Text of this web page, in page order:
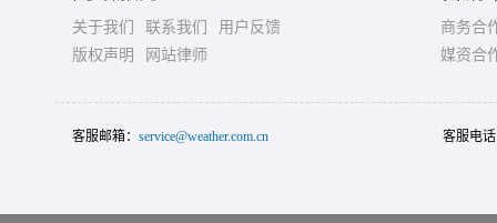
关于我们 联系我们
用户反馈
版权声明
网站律师
商务合
媒资合
客服邮箱： service@weather.com.cn 客服电